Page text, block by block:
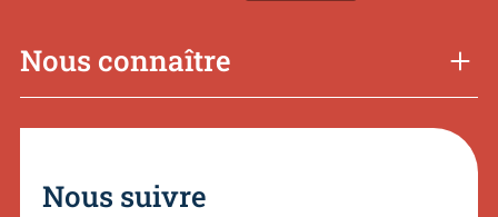
Nous connaître
Nous suivre